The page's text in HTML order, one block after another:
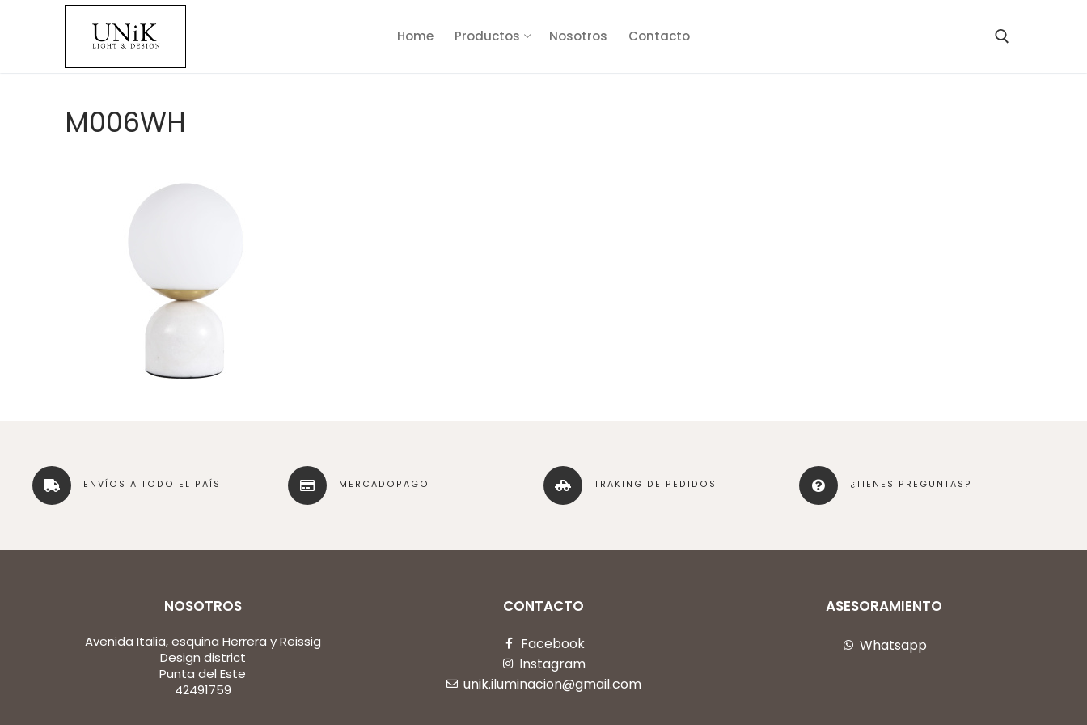
Home Productos Nosotros Contacto
M006WH
ENVÍOS A TODO EL PAÍS MERCADOPAGO TRAKING DE PEDIDOS ¿TIENES PREGUNTAS?
NOSOTROS
Avenida Italia, esquina Herrera y Reissig
Design district
Punta del Este
42491759
CONTACTO
Facebook
Instagram
unik.iluminacion@gmail.com
ASESORAMIENTO
Whatsapp